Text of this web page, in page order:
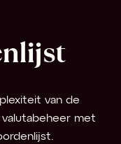
van de
met